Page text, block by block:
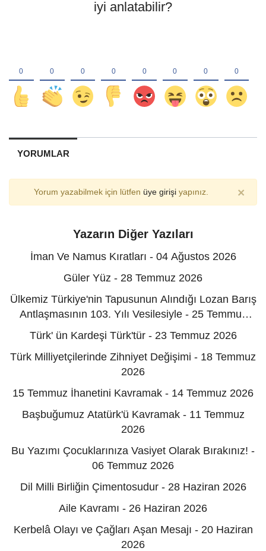
iyi anlatabilir?
YORUMLAR
Yorum yazabilmek için lütfen üye girişiyapınız. ×
Yazarın Diğer Yazıları
İman Ve Namus Kıratları - 04 Ağustos 2026
Güler Yüz - 28 Temmuz 2026
Ülkemiz Türkiye'nin Tapusunun Alındığı Lozan Barış
Antlaşmasının 103. Yılı Vesilesiyle - 25 Temmuz
2026
Türk' ün Kardeşi Türk'tür - 23 Temmuz 2026
Türk Milliyetçilerinde Zihniyet Değişimi - 18 Temmuz
2026
15 Temmuz İhanetini Kavramak - 14 Temmuz 2026
Başbuğumuz Atatürk'ü Kavramak - 11 Temmuz
2026
Bu Yazımı Çocuklarınıza Vasiyet Olarak Bırakınız! -
06 Temmuz 2026
Dil Milli Birliğin Çimentosudur - 28 Haziran 2026
Aile Kavramı - 26 Haziran 2026
Kerbelâ Olayı ve Çağları Aşan Mesajı - 20 Haziran
2026